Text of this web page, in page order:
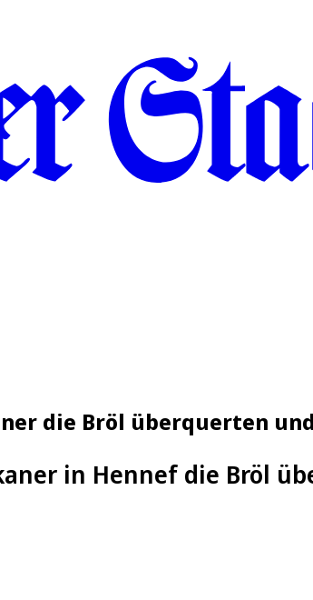
die Bröl überquerten
in Hennef die Bröl